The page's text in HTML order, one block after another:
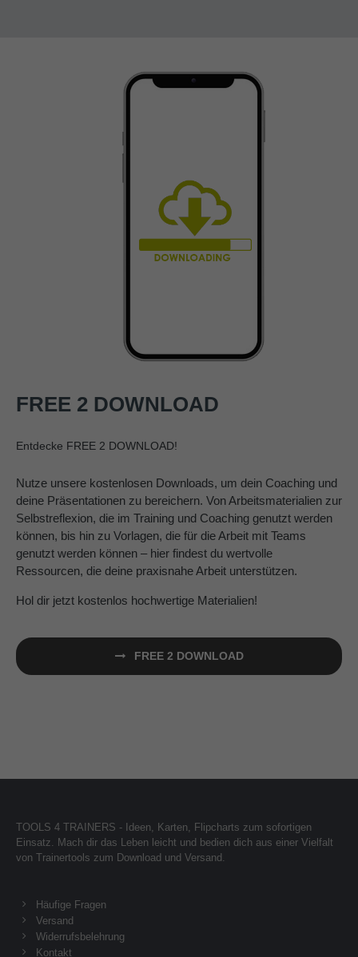
FREE 2 DOWNLOAD
Entdecke FREE 2 DOWNLOAD!
Nutze unsere kostenlosen Downloads, um dein Coaching und
deine Präsentationen zu bereichern. Von Arbeitsmaterialien zur
Selbstreflexion, die im Training und Coaching genutzt werden
können, bis hin zu Vorlagen, die für die Arbeit mit Teams
genutzt werden können – hier findest du wertvolle
Ressourcen, die deine praxisnahe Arbeit unterstützen.
Hol dir jetzt kostenlos hochwertige Materialien!
FREE 2 DOWNLOAD
TOOLS 4 TRAINERS - Ideen, Karten, Flipcharts zum sofortigen
Einsatz. Mach dir das Leben leicht und bedien dich aus einer Vielfalt
von Trainertools zum Download und Versand.
Häufige Fragen
Versand
Widerrufsbelehrung
Kontakt